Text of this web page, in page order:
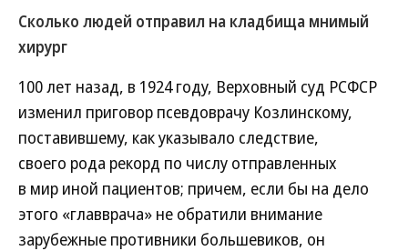
Сколько людей отправил на кладбища мнимый
хирург
100 лет назад, в 1924 году, Верховный суд РСФСР
изменил приговор псевдоврачу Козлинскому,
поставившему, как указывало следствие,
своего рода рекорд по числу отправленных
в мир иной пациентов; причем, если бы на дело
этого «главврача» не обратили внимание
зарубежные противники большевиков, он